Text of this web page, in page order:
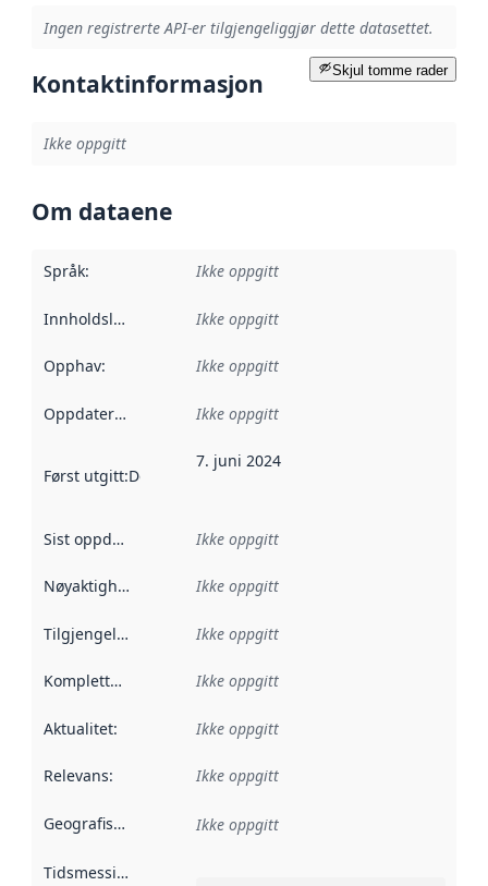
Ingen registrerte API-er tilgjengeliggjør dette datasettet.
Skjul tomme rader
Kontaktinformasjon
Ikke oppgitt
Om dataene
Språk: Ikke oppgitt
Innholdsleverandører :
Ikke oppgitt
Opphav: Ikke oppgitt
Oppdateringsfrekvens :
Ikke oppgitt
Først utgitt:Denne datoen sier når dataene i dette
7. juni 2024
Sist oppdatert Ikke oppgitt
Nøyaktighet Ikke oppgitt
Tilgjengelighet Ikke oppgitt
Kompletthet Ikke oppgitt
Aktualitet: Ikke oppgitt
Relevans: Ikke oppgitt
Geografisk avgrensning :
Ikke oppgitt
Tidsmessig avgrensning